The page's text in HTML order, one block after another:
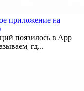
приложение на
появилось в App
гд...